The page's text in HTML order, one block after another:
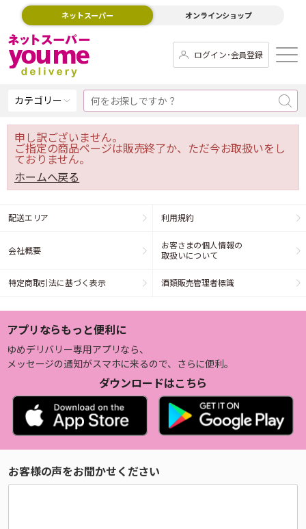
ネットスーパー オンラインショップ
ログイン･会員登録
カテゴリー
申し訳ございません。
ご指定の商品ページは販売終了か、ただ今お取扱いをし
ておりません。
ホームへ戻る
配送エリア 利用規約
会社概要
お客さまの個人情報の
取扱いについて
特定商取引法に基づく表示 酒類販売管理者標識
アプリならもっと便利に
ゆめデリバリー専用アプリなら、
メッセージの通知がスマホに来るので、さらに便利。
ダウンロードはこちら
お客様の声をお聞かせください